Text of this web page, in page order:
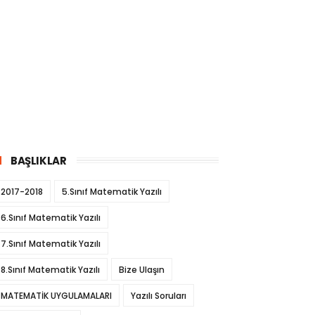
BAŞLIKLAR
2017-2018 5.Sınıf Matematik Yazılı
6.Sınıf Matematik Yazılı
7.Sınıf Matematik Yazılı
8.Sınıf Matematik Yazılı Bize Ulaşın
MATEMATİK UYGULAMALARI Yazılı Soruları